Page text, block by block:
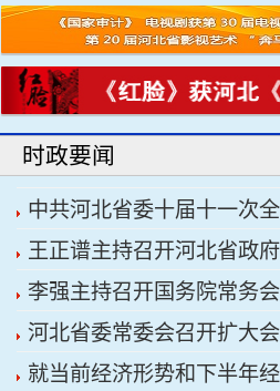
时政要闻
中共河北省委十届十一次
王正谱主持召开河北省政
李强主持召开国务院常务
书记关于上半年经济形势和
重要讲话精神
河北省委常委会召开扩大
就当前经济形势和下半年